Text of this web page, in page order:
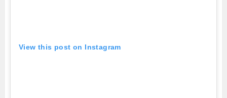
View this post on Instagram